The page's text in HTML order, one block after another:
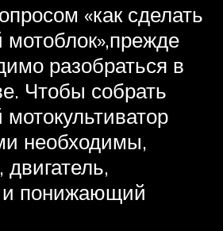
«как сделать
разобраться в
Чтобы собрать
необходимы,
двигатель,
и понижающий